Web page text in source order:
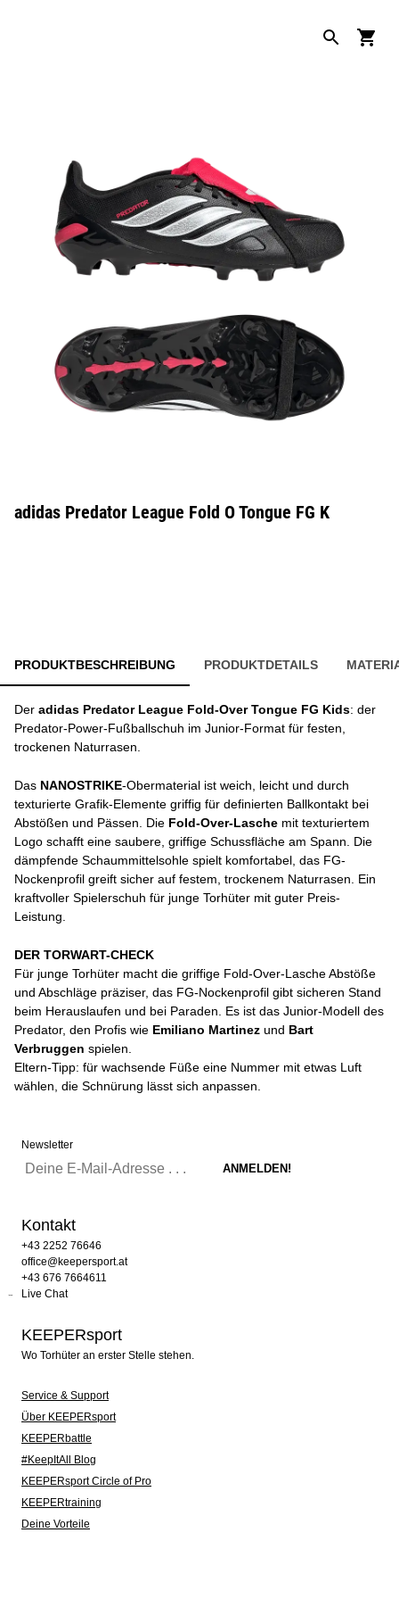
adidas Predator League Fold O Tongue FG K
PRODUKTBESCHREIBUNG PRODUKTDETAILS
Der adidas Predator League Fold-Over Tongue FG Kids: der
Predator-Power-Fußballschuh im Junior-Format für festen,
trockenen Naturrasen.
Das NANOSTRIKE-Obermaterial ist weich, leicht und durch
texturierte Grafik-Elemente griffig für definierten Ballkontakt bei
Abstößen und Pässen. Die Fold-Over-Lasche mit texturiertem
Logo schafft eine saubere, griffige Schussfläche am Spann. Die
dämpfende Schaummittelsohle spielt komfortabel, das FG-
Nockenprofil greift sicher auf festem, trockenem Naturrasen. Ein
kraftvoller Spielerschuh für junge Torhüter mit guter Preis-
Leistung.
DER TORWART-CHECK
Für junge Torhüter macht die griffige Fold-Over-Lasche Abstöße
und Abschläge präziser, das FG-Nockenprofil gibt sicheren Stand
beim Herauslaufen und bei Paraden. Es ist das Junior-Modell des
Predator, den Profis wie Emiliano Martinez und Bart
Verbruggen spielen.
Eltern-Tipp: für wachsende Füße eine Nummer mit etwas Luft
wählen, die Schnürung lässt sich anpassen.
Newsletter
Kontakt
+43 2252 76646
office@keepersport.at
+43 676 7664611
Live Chat
KEEPERsport
Wo Torhüter an erster Stelle stehen.
Service & Support
Über KEEPERsport
KEEPERbattle
#KeepItAll Blog
KEEPERsport Circle of Pro
KEEPERtraining
Deine Vorteile